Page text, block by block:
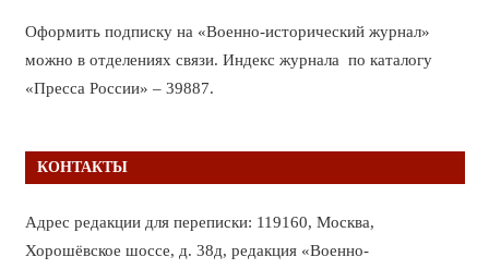
Оформить подписку на «Военно-исторический журнал»
можно в отделениях связи. Индекс журнала по каталогу
«Пресса России» – 39887.
КОНТАКТЫ
Адрес редакции для переписки: 119160, Москва,
Хорошёвское шоссе, д. 38д, редакция «Военно-